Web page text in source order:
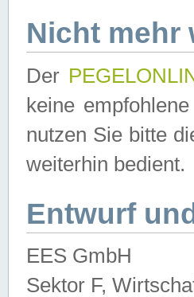
Nicht mehr
Der
keine
nutzen Sie bitte
weiterhin bedient.
Entwurf
EES GmbH
Sektor F,